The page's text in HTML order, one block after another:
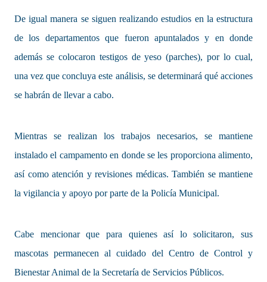
De igual manera se siguen realizando estudios en la estructura
de los departamentos que fueron apuntalados y en donde
además se colocaron testigos de yeso (parches), por lo cual,
una vez que concluya este análisis, se determinará qué acciones
se habrán de llevar a cabo.
Mientras se realizan los trabajos necesarios, se mantiene
instalado el campamento en donde se les proporciona alimento,
así como atención y revisiones médicas. También se mantiene
la vigilancia y apoyo por parte de la Policía Municipal.
Cabe mencionar que para quienes así lo solicitaron, sus
mascotas permanecen al cuidado del Centro de Control y
Bienestar Animal de la Secretaría de Servicios Públicos.